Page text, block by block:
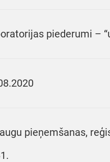
piederumi –
pieņemšanas,